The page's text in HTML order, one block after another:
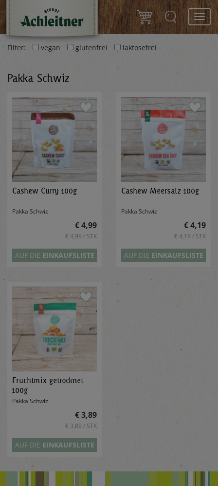
Filter:
vegan glutenfrei laktosefrei
Pakka Schwiz
Cashew Curry 100g
Pakka Schwiz
€ 4,99
€ 4,99 / STK
AUF DIE EINKAUFSLISTE
Cashew Meersalz 100g
Pakka Schwiz
€ 4,19
€ 4,19 / STK
AUF DIE EINKAUFSLISTE
Fruchtmix getrocknet
100g
Pakka Schwiz
€ 3,89
€ 3,89 / STK
AUF DIE EINKAUFSLISTE